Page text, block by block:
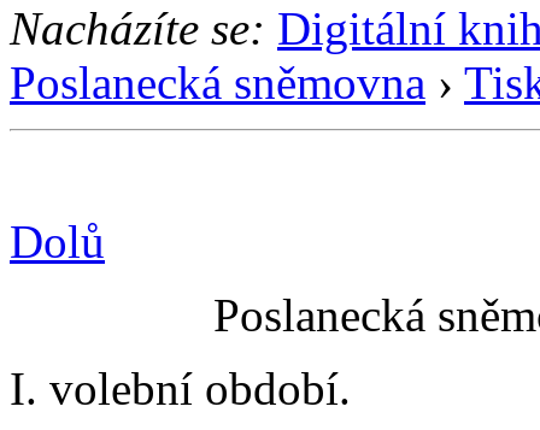
Nacházíte se: Digitální
Poslanecká sněmovna ›
Dolů
Poslanecká
I. volební období.